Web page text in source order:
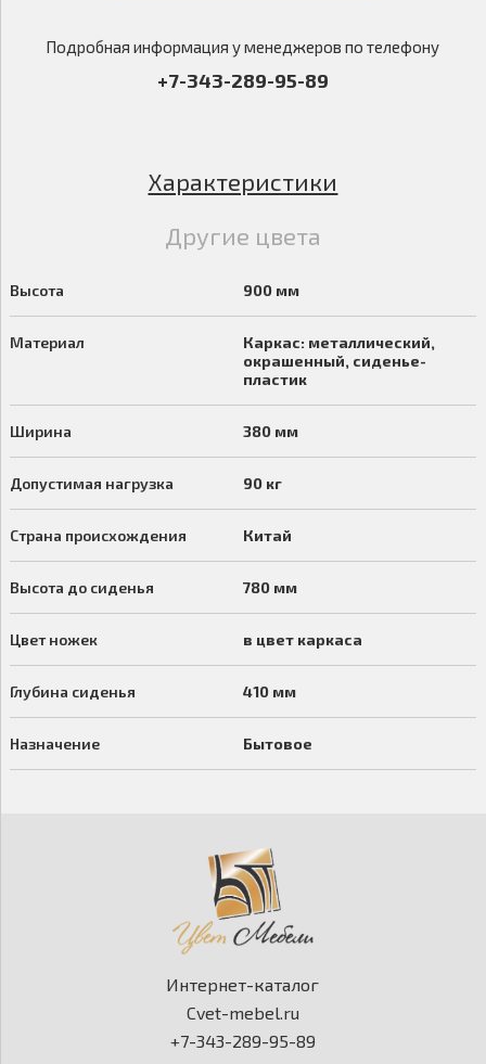
Подробная информация у менеджеров по телефону
+7-343-289-95-89
Характеристики
Другие цвета
Высота 900 мм
Материал
Каркас: металлический,
окрашенный, сиденье-
пластик
Ширина 380 мм
Допустимая нагрузка 90 кг
Страна происхождения Китай
Высота до сиденья 780 мм
Цвет ножек в цвет каркаса
Глубина сиденья 410 мм
Назначение Бытовое
Интернет-каталог
Cvet-mebel.ru
+7-343-289-95-89